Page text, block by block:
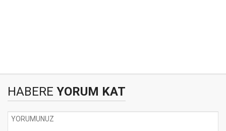
HABERE YORUM KAT